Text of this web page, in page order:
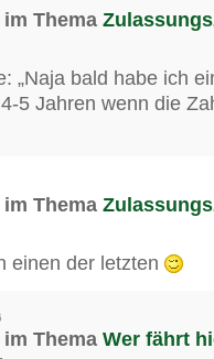
Thema
„Naja bald habe ich
5 Jahren wenn die
Thema
einen der letzten
Thema Wer fährt